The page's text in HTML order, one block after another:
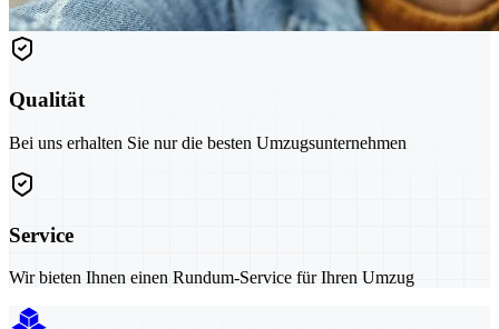
Qualität
Bei uns erhalten Sie nur die besten Umzugsunternehmen
Service
Wir bieten Ihnen einen Rundum-Service für Ihren Umzug